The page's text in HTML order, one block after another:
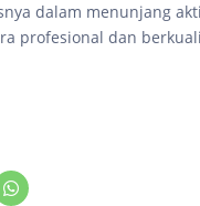
dalam menunjang
profesional dan